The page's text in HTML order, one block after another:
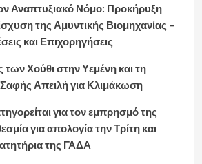
Αναπτυξιακό Νόμο: Προκήρυξη
της Αμυντικής Βιομηχανίας –
και Επιχορηγήσεις
των Χούθι στην Υεμένη και τη
Απειλή για Κλιμάκωση
για τον εμπρησμό της
για απολογία την Τρίτη και
της ΓΑΔΑ